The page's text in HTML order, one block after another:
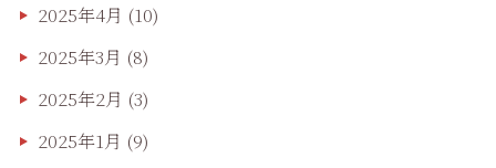
2025年4月 (10)
2025年3月 (8)
2025年2月 (3)
2025年1月 (9)